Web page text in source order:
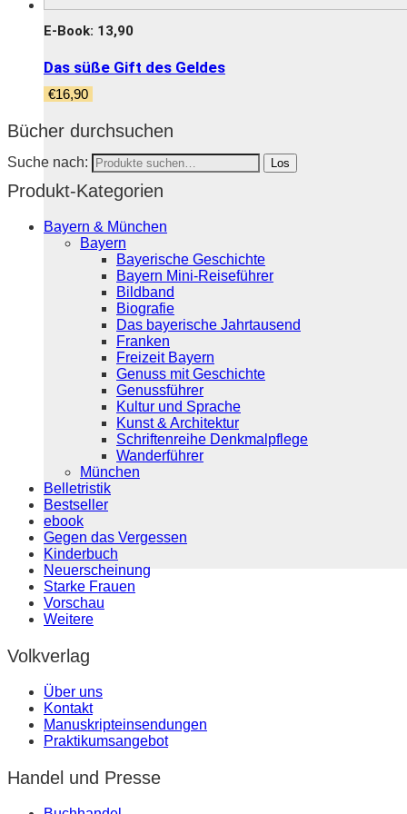
E-Book: 13,90
Das süße Gift des Geldes
€16,90
Bücher durchsuchen
Suche nach: Los
Produkt-Kategorien
Bayern & München
Bayern
Bayerische Geschichte
Bayern Mini-Reiseführer
Bildband
Biografie
Das bayerische Jahrtausend
Franken
Freizeit Bayern
Genuss mit Geschichte
Genussführer
Kultur und Sprache
Kunst & Architektur
Schriftenreihe Denkmalpflege
Wanderführer
München
Belletristik
Bestseller
ebook
Gegen das Vergessen
Kinderbuch
Neuerscheinung
Starke Frauen
Vorschau
Weitere
Volkverlag
Über uns
Kontakt
Manuskripteinsendungen
Praktikumsangebot
Handel und Presse